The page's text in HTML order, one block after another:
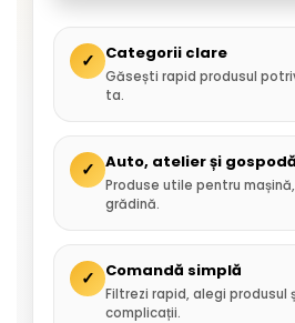
✓ Categorii clare
Găsești rapid produsul
ta.
✓ Auto, atelier și
Produse utile pentru
grădină.
✓ Comandă simplă
Filtrezi rapid, alegi produsul
complicații.